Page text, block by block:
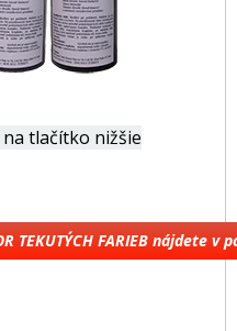
tlačítko nižšie
TEKUTÝCH FARIEB nájdete